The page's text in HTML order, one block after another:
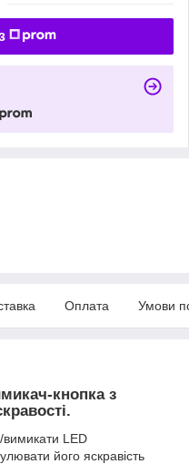
Оплата Умови
кнопка з
вимикати LED
його яскравість